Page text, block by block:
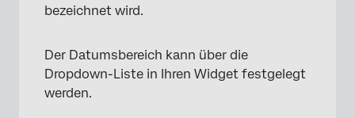
bezeichnet wird.
Der Datumsbereich kann über die
Dropdown-Liste in Ihren Widget festgelegt
werden.